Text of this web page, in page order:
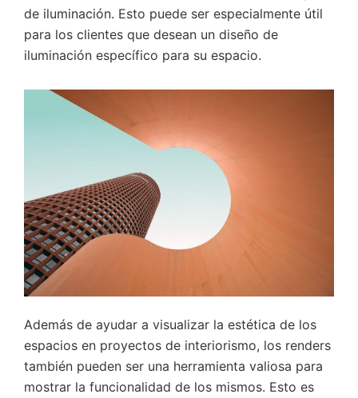
de iluminación. Esto puede ser especialmente útil
para los clientes que desean un diseño de
iluminación específico para su espacio.
Además de ayudar a visualizar la estética de los
espacios en proyectos de interiorismo, los renders
también pueden ser una herramienta valiosa para
mostrar la funcionalidad de los mismos. Esto es